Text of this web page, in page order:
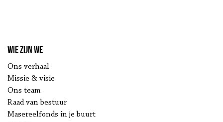
Wie zijn we
Ons verhaal
Missie & visie
Ons team
Raad van bestuur
Masereelfonds in je buurt